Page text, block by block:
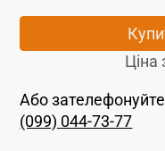
Ціна
Або
(099) 044-73-77